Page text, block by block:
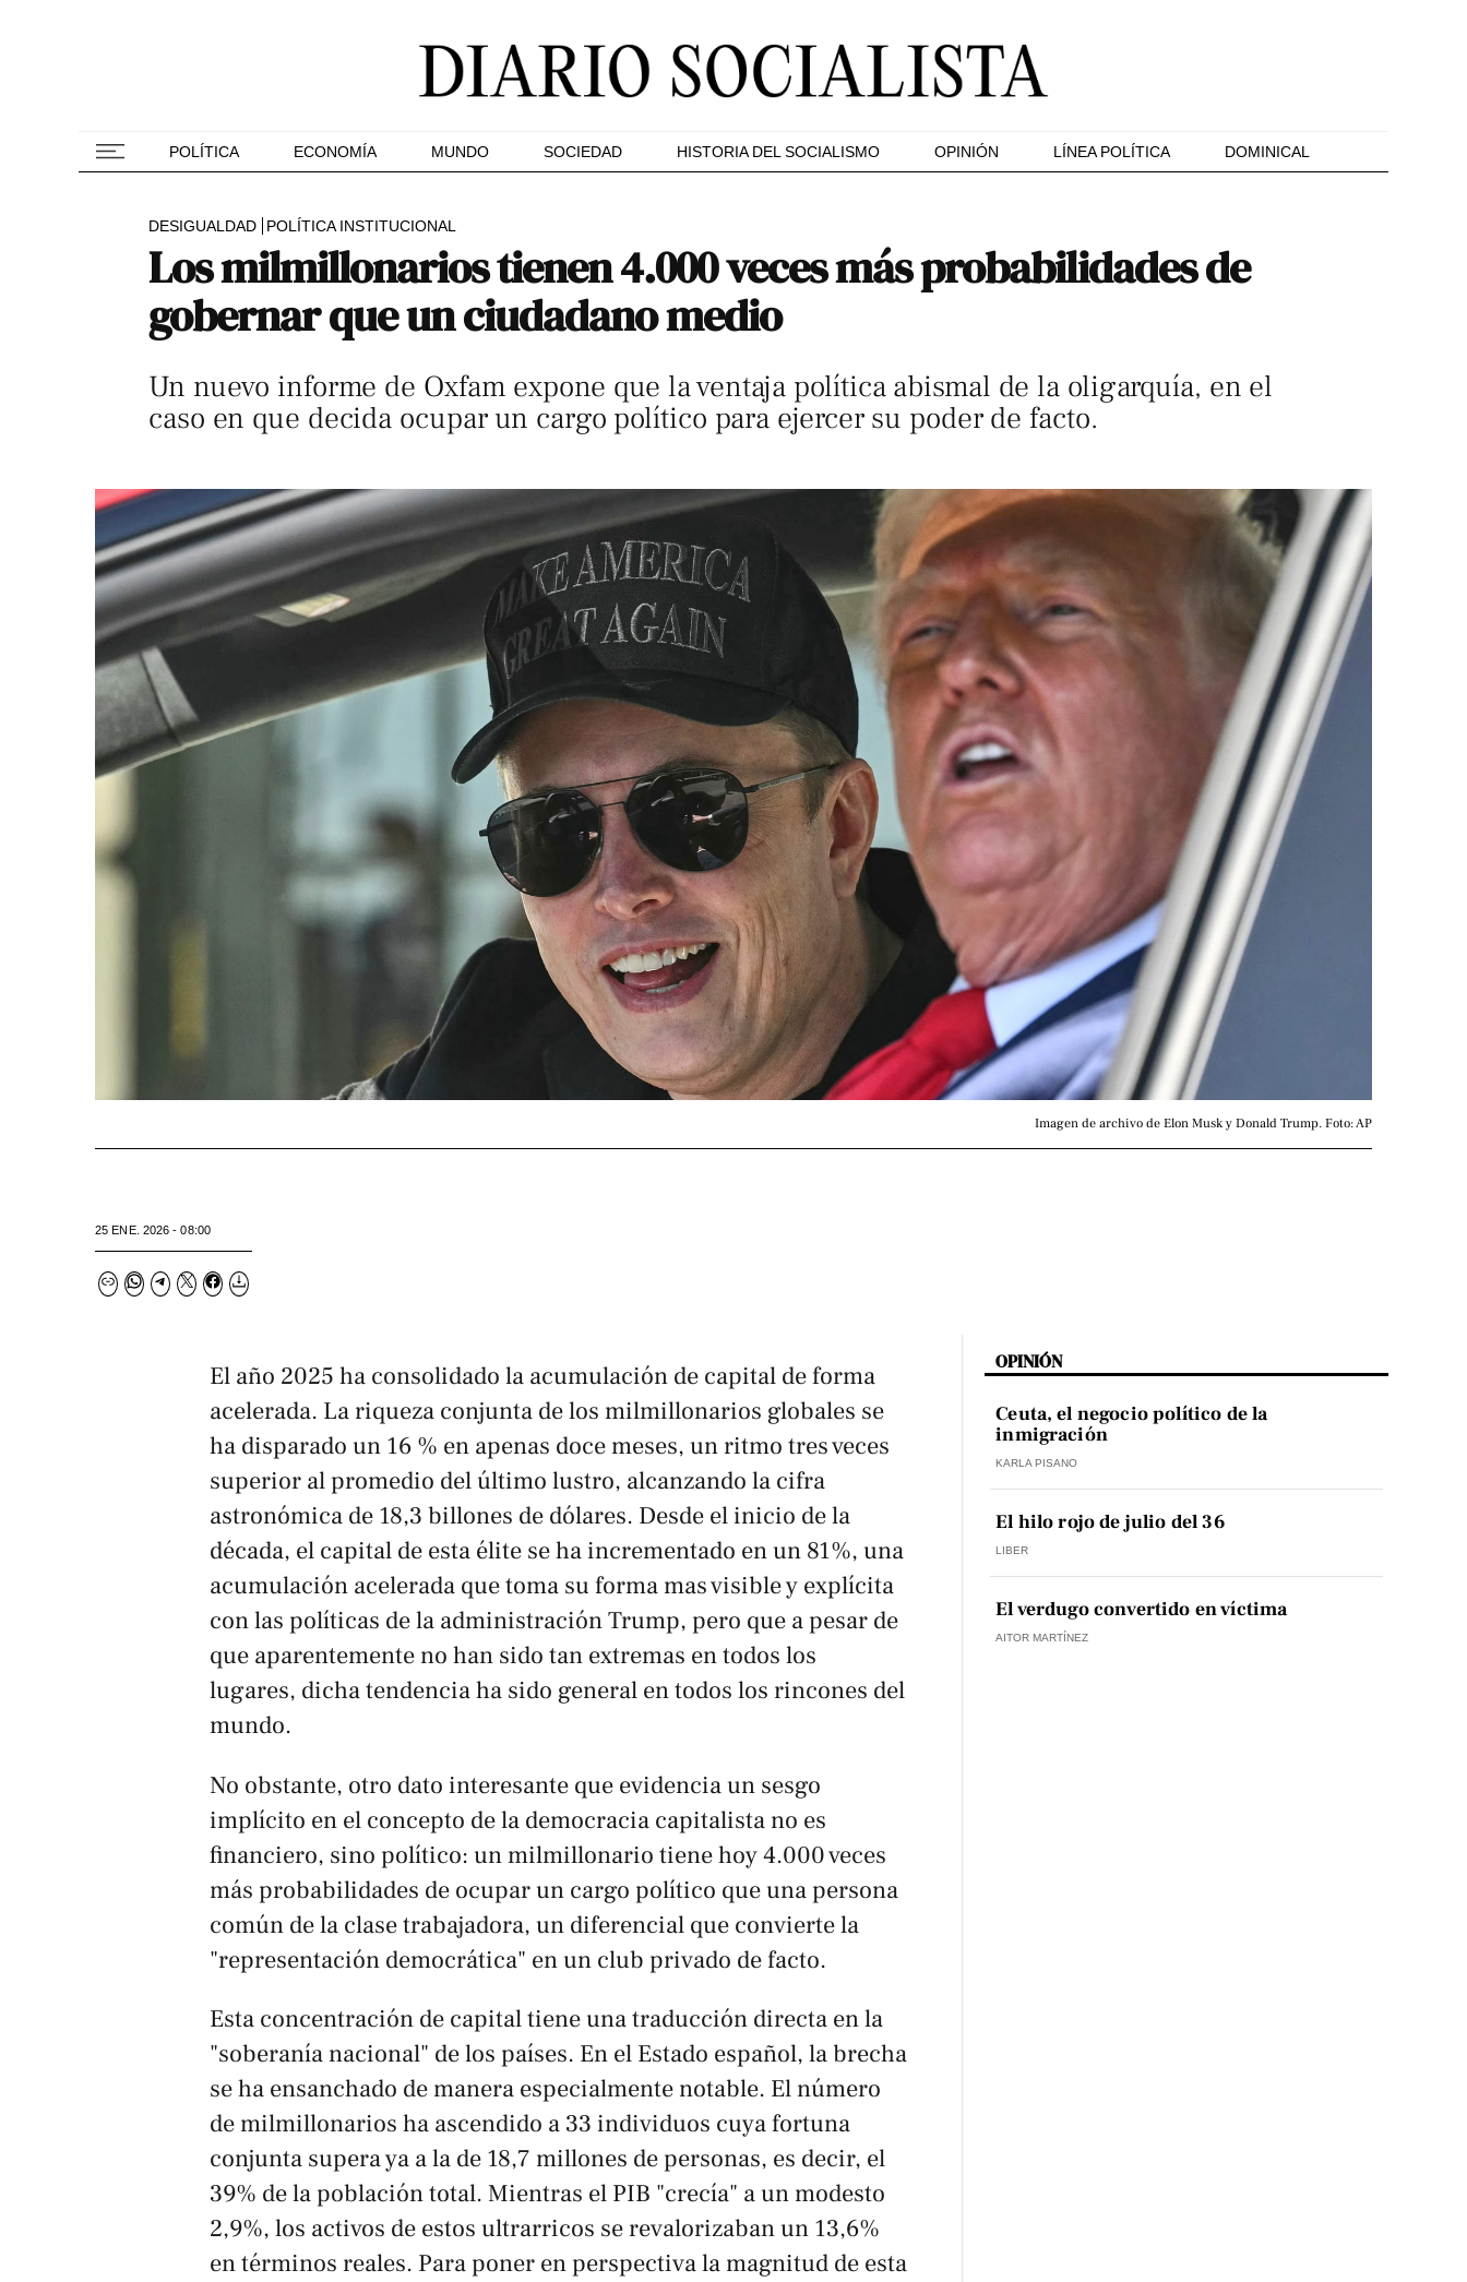
POLÍTICA ECONOMÍA MUNDO SOCIEDAD HISTORIA DEL SOCIALISMO OPINIÓN LÍNEA POLÍTICA DOMINICAL
DESIGUALDAD POLÍTICA INSTITUCIONAL
Los milmillonarios tienen 4.000 veces más probabilidades de
gobernar que un ciudadano medio
Un nuevo informe de Oxfam expone que la ventaja política abismal de la oligarquía, en el
caso en que decida ocupar un cargo político para ejercer su poder de facto.
Imagen de archivo de Elon Musk y Donald Trump. Foto: AP
25 ENE. 2026 - 08:00
El año 2025 ha consolidado la acumulación de capital de forma
acelerada. La riqueza conjunta de los milmillonarios globales se
ha disparado un 16 % en apenas doce meses, un ritmo tres veces
superior al promedio del último lustro, alcanzando la cifra
astronómica de 18,3 billones de dólares. Desde el inicio de la
década, el capital de esta élite se ha incrementado en un 81%, una
acumulación acelerada que toma su forma mas visible y explícita
con las políticas de la administración Trump, pero que a pesar de
que aparentemente no han sido tan extremas en todos los
lugares, dicha tendencia ha sido general en todos los rincones del
mundo.
No obstante, otro dato interesante que evidencia un sesgo
implícito en el concepto de la democracia capitalista no es
financiero, sino político: un milmillonario tiene hoy 4.000 veces
más probabilidades de ocupar un cargo político que una persona
común de la clase trabajadora, un diferencial que convierte la
"representación democrática" en un club privado de facto.
Esta concentración de capital tiene una traducción directa en la
"soberanía nacional" de los países. En el Estado español, la brecha
se ha ensanchado de manera especialmente notable. El número
de milmillonarios ha ascendido a 33 individuos cuya fortuna
conjunta supera ya a la de 18,7 millones de personas, es decir, el
39% de la población total. Mientras el PIB "crecía" a un modesto
2,9%, los activos de estos ultrarricos se revalorizaban un 13,6%
en términos reales. Para poner en perspectiva la magnitud de esta
OPINIÓN
Ceuta, el negocio político de la
inmigración
KARLA PISANO
El hilo rojo de julio del 36
LIBER
El verdugo convertido en víctima
AITOR MARTÍNEZ